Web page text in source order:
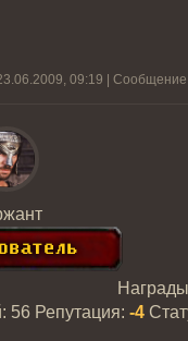
09:19 |
56 Репутация: -4